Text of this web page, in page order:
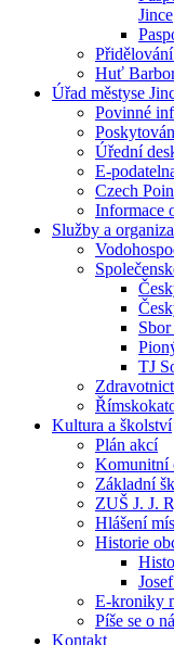
Jince
Huť
Úřad městyse
Povinné
Úřední
E-
Czech
Informace
Služby a
TJ
Kultura a školství
Plán akcí
Komunitní
Základní
ZUŠ J. J.
Hlášení
Historie
E-kroniky
Píše se o
Kontakt